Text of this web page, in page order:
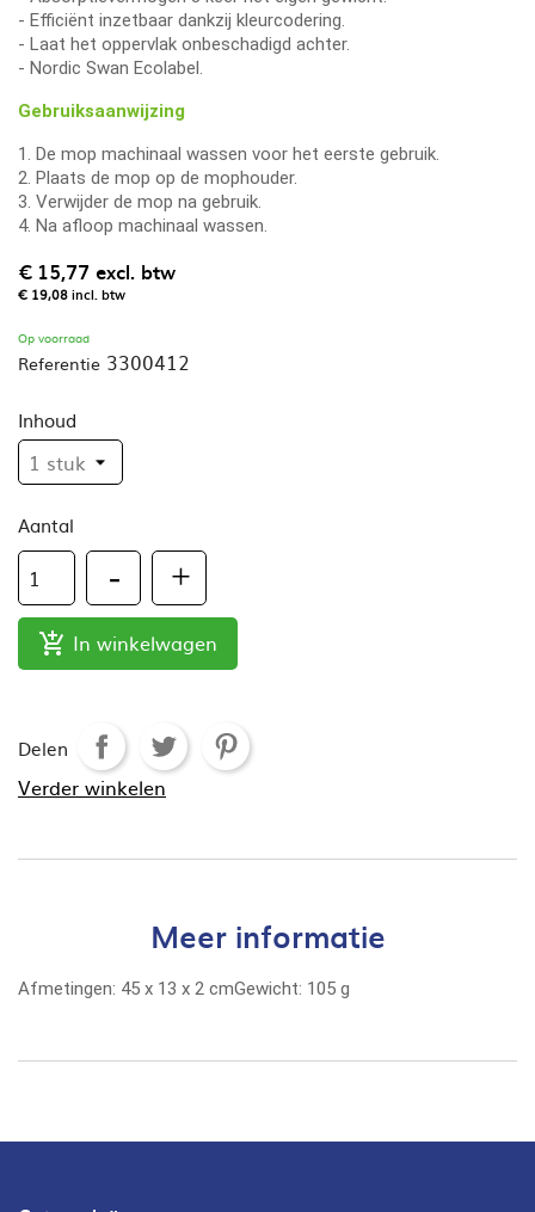
- Efficiënt inzetbaar dankzij kleurcodering.
- Laat het oppervlak onbeschadigd achter.
- Nordic Swan Ecolabel.
Gebruiksaanwijzing
1. De mop machinaal wassen voor het eerste gebruik.
2. Plaats de mop op de mophouder.
3. Verwijder de mop na gebruik.
4. Na afloop machinaal wassen.
€ 15,77 excl. btw
€ 19,08incl. btw
Op voorraad
Referentie 3300412
Inhoud
Aantal
 In winkelwagen
Delen
Verder winkelen
Meer informatie
Afmetingen: 45 x 13 x 2 cmGewicht: 105 g